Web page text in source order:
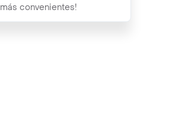
más convenientes!